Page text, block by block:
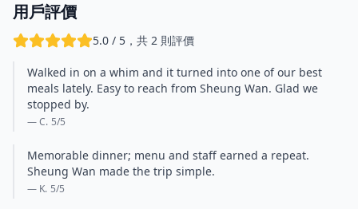
用戶評價
5.0 / 5，共 2 則評價
Walked in on a whim and it turned into one of our best
meals lately. Easy to reach from Sheung Wan. Glad we
stopped by.
— C. 5/5
Memorable dinner; menu and staff earned a repeat.
Sheung Wan made the trip simple.
— K. 5/5